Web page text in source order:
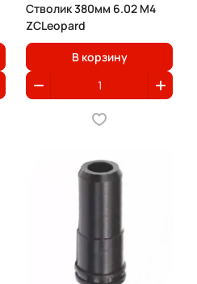
Стволик 380мм 6.02 M4
ZCLeopard
В корзину